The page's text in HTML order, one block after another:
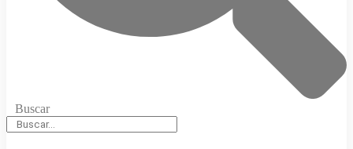
Buscar